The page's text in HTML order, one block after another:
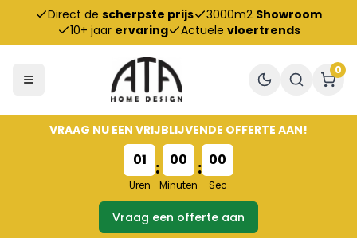
Direct de scherpste prijs 3000m2 Showroom
10+ jaar ervaring Actuele vloertrends
0
VRAAG NU EEN VRIJBLIJVENDE OFFERTE AAN!
01
Uren
: 00
Minuten
: 00
Sec
Vraag een offerte aan